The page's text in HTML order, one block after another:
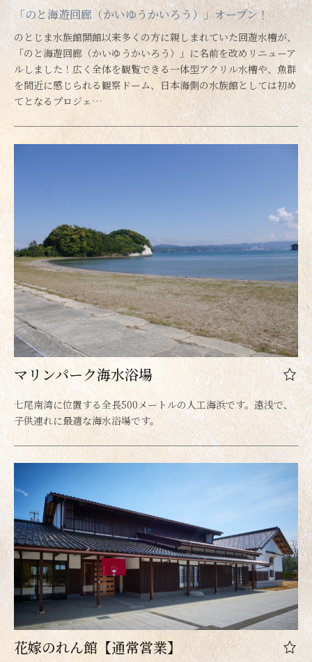
「のと海遊回廊（かいゆうかいろう）」オープン！
のとじま水族館開館以来多くの方に親しまれていた回遊水槽が、
「のと海遊回廊（かいゆうかいろう）」に名前を改めリニューア
ルしました！広く全体を観覧できる一体型アクリル水槽や、魚群
を間近に感じられる観察ドーム、日本海側の水族館としては初め
てとなるプロジェ…
マリンパーク海水浴場
七尾南湾に位置する全長500メートルの人工海浜です。遠浅で、
子供連れに最適な海水浴場です。
花嫁のれん館【通常営業】